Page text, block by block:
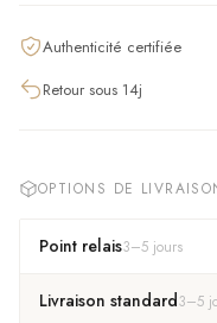
Authenticité certifiée
Retour sous 14j
OPTIONS DE
Point relais3–5 jours
Livraison standard3–5